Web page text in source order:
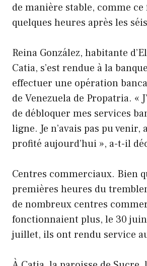
de manière stable, comme ce
quelques heures après les
Reina González, habitante
Catia, s’est rendue à la
effectuer une opération
de Venezuela de Propatria. «
de débloquer mes services
ligne. Je n’avais pas pu venir,
profité aujourd’hui », a-t-il
Centres commerciaux. Bien
premières heures du
de nombreux centres
fonctionnaient plus, le 30
juillet, ils ont rendu service